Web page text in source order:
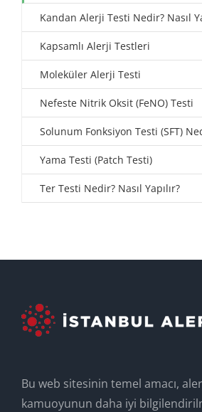
Kandan Alerji Testi Nedir? Nasıl
Kapsamlı Alerji Testleri
Moleküler Alerji Testi
Nefeste Nitrik Oksit (FeNO) Testi
Solunum Fonksiyon Testi (SFT)
Yama Testi (Patch Testi)
Ter Testi Nedir? Nasıl Yapılır?
Bu web sitesinin temel amacı,
kamuoyunun daha iyi